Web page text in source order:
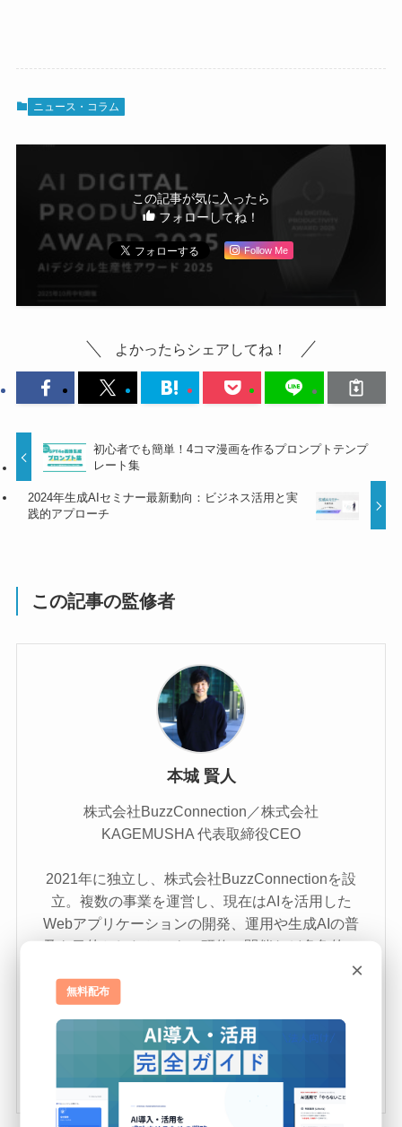
ニュース・コラム
この記事が気に入ったら
フォローしてね！
Follow Me
よかったらシェアしてね！
初心者でも簡単！4コマ漫画を作るプロンプトテンプ
レート集
2024年生成AIセミナー最新動向：ビジネス活用と実
践的アプローチ
この記事の監修者
本城 賢人
株式会社BuzzConnection／株式会社
KAGEMUSHA 代表取締役CEO
2021年に独立し、株式会社BuzzConnectionを設
立。複数の事業を運営し、現在はAIを活用した
Webアプリケーションの開発、運用や生成AIの普
及を目的としたセミナー研修の開催など多角的に
2023年4月に株式会社KAGEMUSHAを創業。AI事
AIアバターやデジタルヒューマン、AIチャットボ
ット、AI研修など幅広い視点からAIの業務効率化
を支援。
×
無料配布